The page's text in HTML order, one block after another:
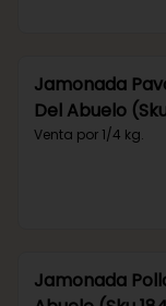
Jamonada
Del Abuelo
Venta por 1/4 kg.
Jamonada